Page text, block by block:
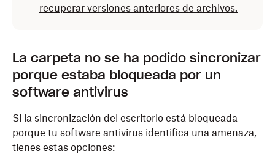
Haz clic enLaunchpaden elDocky escribe
"Utilidad de Discos" en el campo de búsqueda.
Haz clic en el iconoUtilidad de Discos
Selecciona un volumen en la barra lateral izquierda
y haz clic enPrimera Ayuda
recuperar versiones anteriores de archivos.
La carpeta no se ha podido sincronizar
porque estaba bloqueada por un
software antivirus
Si la sincronización del escritorio está bloqueada
porque tu software antivirus identifica una amenaza,
tienes estas opciones: